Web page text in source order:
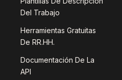
Del Trabajo
Herramientas Gratuitas
De RR.HH.
Documentación De La
API